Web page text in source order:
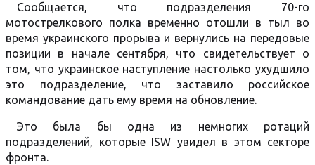
Сообщается, что подразделения 70-го
мотострелкового полка временно отошли в тыл во
время украинского прорыва и вернулись на передовые
позиции в начале сентября, что свидетельствует о
том, что украинское наступление настолько ухудшило
это подразделение, что заставило российское
командование дать ему время на обновление.
Это была бы одна из немногих ротаций
подразделений, которые ISW увидел в этом секторе
фронта.